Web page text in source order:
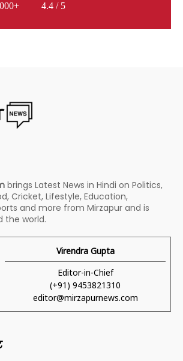
4.4 / 5
brings Latest News in Hindi on Politics,
Cricket, Lifestyle, Education,
and more from Mirzapur and is
the world.
Virendra Gupta
Editor-in-Chief
(+91) 9453821310
editor@mirzapurnews.com